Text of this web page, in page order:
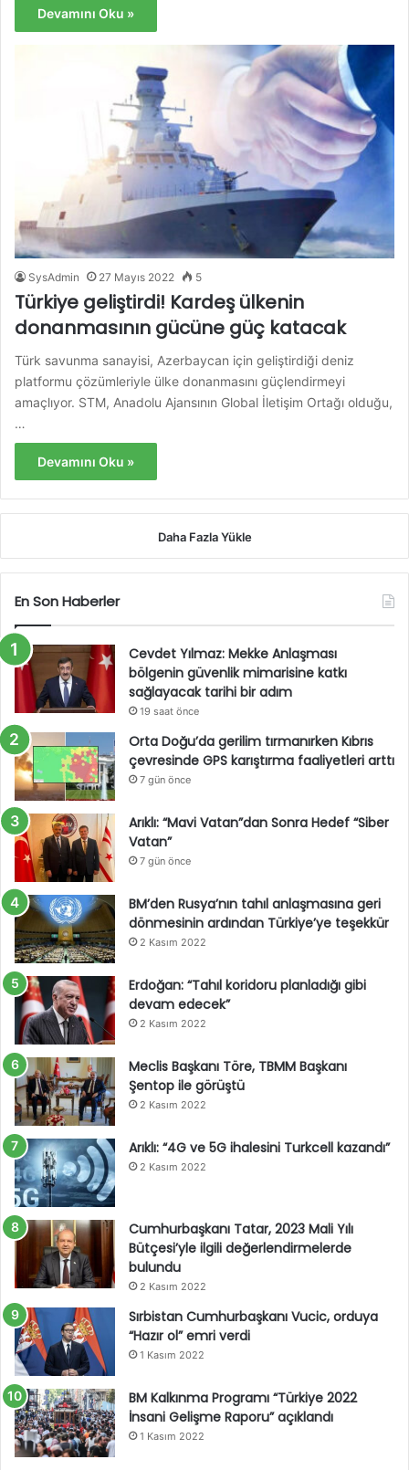
Devamını Oku »
SysAdmin 27 Mayıs 2022 5
Türkiye geliştirdi! Kardeş ülkenin
donanmasının gücüne güç katacak
Türk savunma sanayisi, Azerbaycan için geliştirdiği deniz
platformu çözümleriyle ülke donanmasını güçlendirmeyi
amaçlıyor. STM, Anadolu Ajansının Global İletişim Ortağı olduğu,
…
Devamını Oku »
Daha Fazla Yükle
En Son Haberler
Cevdet Yılmaz: Mekke Anlaşması
bölgenin güvenlik mimarisine katkı
sağlayacak tarihi bir adım
19 saat önce
Orta Doğu’da gerilim tırmanırken Kıbrıs
çevresinde GPS karıştırma faaliyetleri arttı
7 gün önce
Arıklı: “Mavi Vatan”dan Sonra Hedef “Siber
Vatan”
7 gün önce
BM’den Rusya’nın tahıl anlaşmasına geri
dönmesinin ardından Türkiye’ye teşekkür
2 Kasım 2022
Erdoğan: “Tahıl koridoru planladığı gibi
devam edecek”
2 Kasım 2022
Meclis Başkanı Töre, TBMM Başkanı
Şentop ile görüştü
2 Kasım 2022
Arıklı: “4G ve 5G ihalesini Turkcell kazandı”
2 Kasım 2022
Cumhurbaşkanı Tatar, 2023 Mali Yılı
Bütçesi’yle ilgili değerlendirmelerde
bulundu
2 Kasım 2022
Sırbistan Cumhurbaşkanı Vucic, orduya
“Hazır ol” emri verdi
1 Kasım 2022
BM Kalkınma Programı “Türkiye 2022
İnsani Gelişme Raporu” açıklandı
1 Kasım 2022